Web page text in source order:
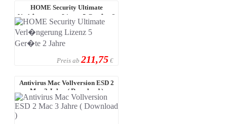
HOME Security Ultimate
Verl�ngerung Lizenz 5 Ger�te 2
Jahre
Preis ab 211,75 €
Antivirus Mac Vollversion ESD 2
Mac 3 Jahre ( Download )